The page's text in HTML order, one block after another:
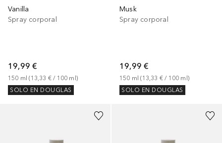
Vanilla
Spray corporal
19,99 €
150 ml (13,33 € / 100 ml )
SOLO EN DOUGLAS
Musk
Spray corporal
19,99 €
150 ml (13,33 € / 100 ml )
SOLO EN DOUGLAS